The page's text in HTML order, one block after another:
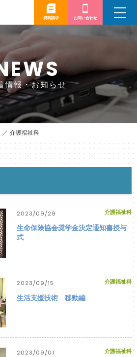
資料請求 お問い合わせ
toggle
情報・お知らせ
介護福祉科
2023/09/29 介護福祉科
生命保険協会奨学金決定通知書授与
式
2023/09/15 介護福祉科
生活支援技術 移動編
2023/09/01 介護福祉科